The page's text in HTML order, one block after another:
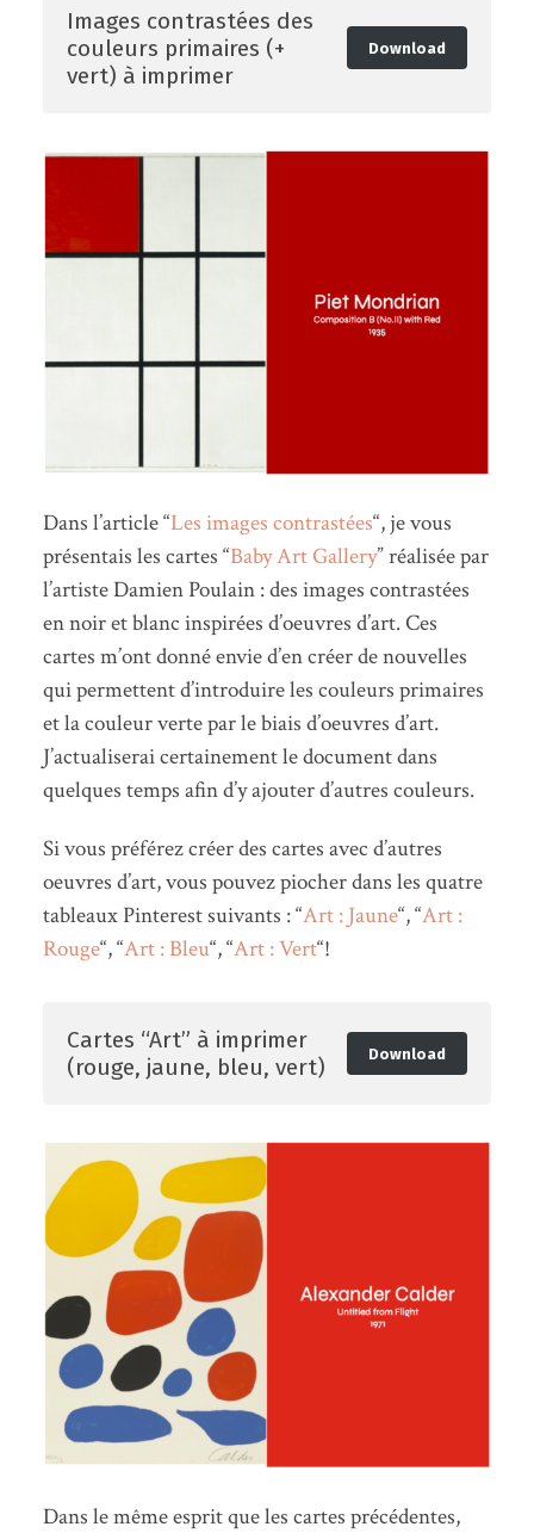
Images contrastées des
couleurs primaires (+
vert) à imprimer
Download
Dans l’article “Les images contrastées“, je vous
présentais les cartes “Baby Art Gallery” réalisée par
l’artiste Damien Poulain : des images contrastées
en noir et blanc inspirées d’oeuvres d’art. Ces
cartes m’ont donné envie d’en créer de nouvelles
qui permettent d’introduire les couleurs primaires
et la couleur verte par le biais d’oeuvres d’art.
J’actualiserai certainement le document dans
quelques temps afin d’y ajouter d’autres couleurs.
Si vous préférez créer des cartes avec d’autres
oeuvres d’art, vous pouvez piocher dans les quatre
tableaux Pinterest suivants : “Art : Jaune“, “Art :
Rouge“, “Art : Bleu“, “Art : Vert“!
Cartes “Art” à imprimer
(rouge, jaune, bleu, vert)
Download
Dans le même esprit que les cartes précédentes,